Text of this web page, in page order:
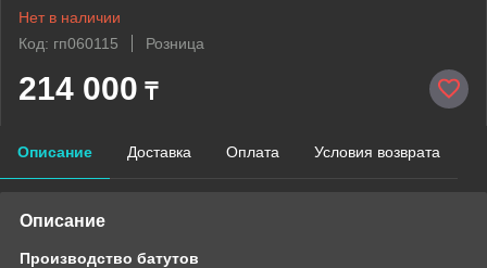
Нет в наличии
Код: гп060115
Розница
214 000 ₸
Описание Доставка Оплата Условия возврата
Описание
Производство батутов